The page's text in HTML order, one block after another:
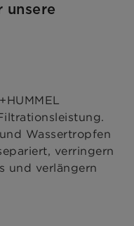
unsere
Wassertropfen
verringern
und verlängern